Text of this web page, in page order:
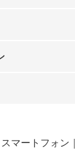
マートフォン｜